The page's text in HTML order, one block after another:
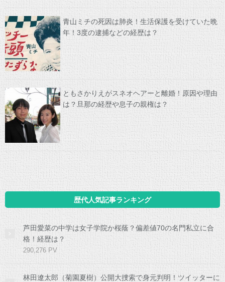
青山ミチの死因は肺炎！生活保護を受けていた晩
年！3度の逮捕などの経歴は？
ともさかりえがスネオヘアーと離婚！原因や理由
は？旦那の経歴や息子の親権は？
歴代人気記事ランキング
芦田愛菜の中学は女子学院か桜蔭？偏差値70の名門私立に合
格！経歴は？
290,276 PV
林田遼太郎（菊園夏樹）公開大捜索で身元判明！ツイッターに